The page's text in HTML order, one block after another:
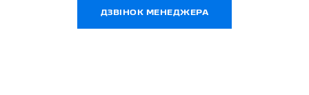
ДЗВІНОК МЕНЕДЖЕРА